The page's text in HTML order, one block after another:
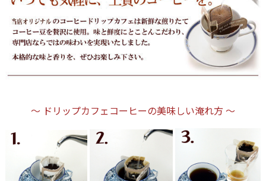
～ ドリップカフェコーヒーの美味しい淹れ方 ～